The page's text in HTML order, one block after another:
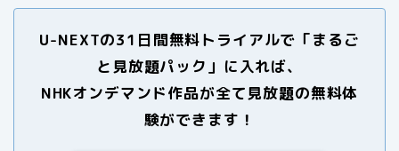
U-NEXTの31日間無料トライアルで「まるご
と見放題パック」に入れば、
NHKオンデマンド作品が全て見放題の無料体
験ができます！